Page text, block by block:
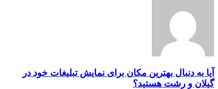
آیا به دنبال بهترین مکان برای نمایش تبلیغات خود در
گیلان و رشت هستید؟